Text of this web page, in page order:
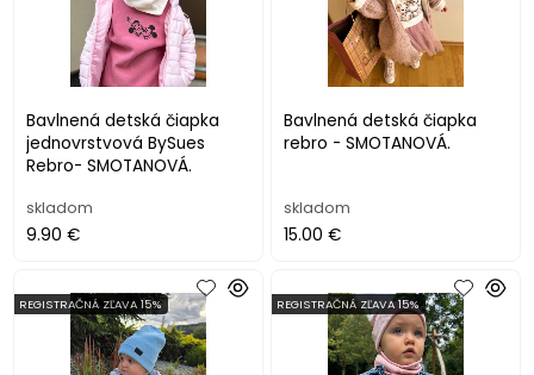
Bavlnená detská čiapka
jednovrstvová BySues
Rebro- SMOTANOVÁ.
skladom
9.90 €
Bavlnená detská čiapka
rebro - SMOTANOVÁ.
skladom
15.00 €
REGISTRAČNÁ ZĽAVA 15% REGISTRAČNÁ ZĽAVA 15%